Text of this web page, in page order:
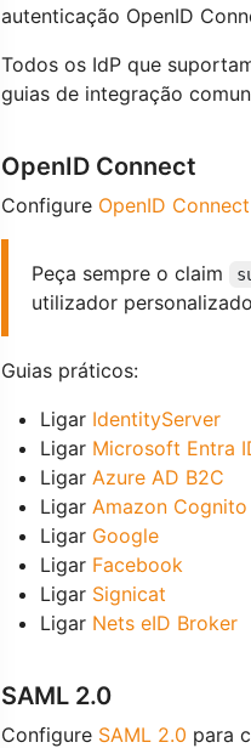
autenticação OpenID
Todos os IdP que
guias de integração
OpenID Connect
Configure OpenID Connect
Peça sempre o claim
utilizador
Guias práticos:
Ligar IdentityServer
Ligar Microsoft Entra
Ligar Azure AD B2C
Ligar Amazon Cognito
Ligar Google
Ligar Facebook
Ligar Signicat
Ligar Nets eID Broker
SAML 2.0
Configure SAML 2.0 para